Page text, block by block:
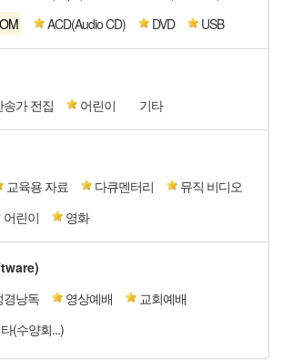
ACD(Audio CD) DVD USB
송가 전집 어린이 기타
교육용 자료 다큐멘터리
뮤직 비디오
어린이 영화
경낭독 영상예배
교회예배
(수양회...)